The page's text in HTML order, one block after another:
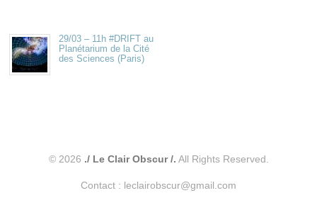
29/03 – 11h #DRIFT au
Planétarium de la Cité
des Sciences (Paris)
© 2026 ./ Le Clair Obscur /. All Rights Reserved.
Contact : leclairobscur@gmail.com